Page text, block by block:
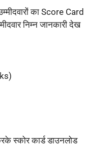
का Score Card
निम्न जानकारी देख
स्कोर कार्ड डाउनलोड